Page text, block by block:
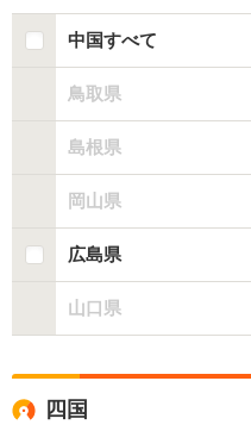
中国すべて
鳥取県
島根県
岡山県
広島県
山口県
四国